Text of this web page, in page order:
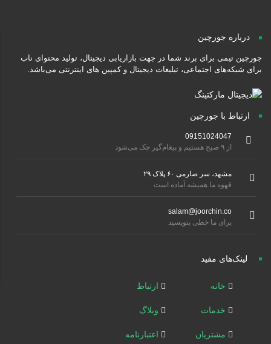
درباره جورچین
جورچین تیمی برای برند شما در جهت بازاریابی دیجیتال، تولید محتوای ناب
برای شبکه‌های اجتماعی، تبلیغات دیجیتال و کمپین های اینترنتی می‌باشد.
ارتباط با جورچین
09151024047
مشهد، سر صارمی ۶۰ پلاک ۲۹
قهوه ما همیشه آماده است
salam@joorchin.co
برای ما خطی بنویسید
لینک‌های مفید
خانه
خدمات
مشتریان
ارتباط
وبلاگ
اعتبارنامه